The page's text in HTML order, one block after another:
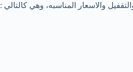
والاسعار المناسبه، وهي كالتالي :